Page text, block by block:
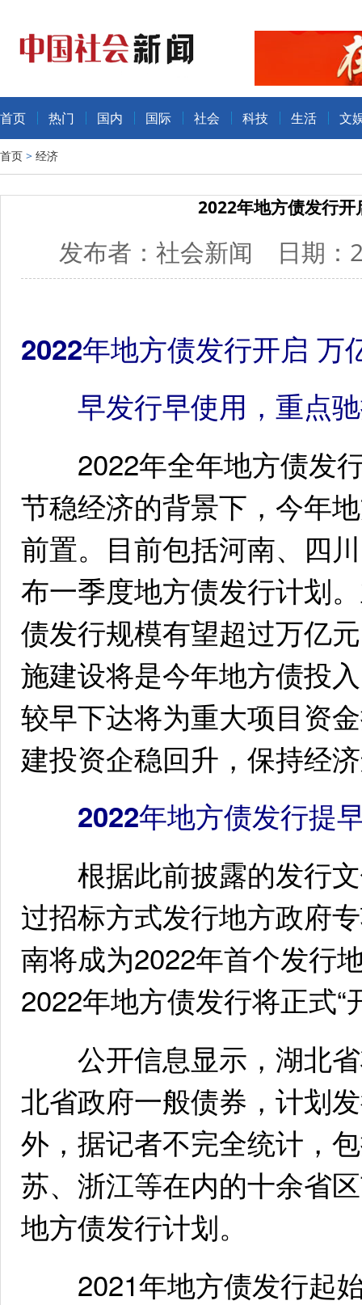
首页 热门 国内 国际 社会 科技 生活 文
首页 > 经济
2022年地方债发行
发布者：社会新闻 日期
2022年地方债发行开启 万
早发行早使用，重点驰
2022年全年地方债发行
节稳经济的背景下，今年
前置。目前包括河南、四
布一季度地方债发行计划
债发行规模有望超过万亿
施建设将是今年地方债投
较早下达将为重大项目资
建投资企稳回升，保持经
2022年地方债发行提
根据此前披露的发行文
过招标方式发行地方政府
南将成为2022年首个发行
2022年地方债发行将正式“
公开信息显示，湖北省
北省政府一般债券，计划
外，据记者不完全统计，
苏、浙江等在内的十余省
地方债发行计划。
2021年地方债发行起始